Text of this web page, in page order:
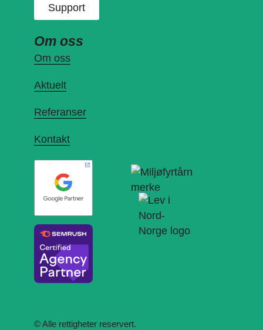
Support
Om oss
Om oss
Aktuelt
Referanser
Kontakt
© Alle rettigheter reservert.